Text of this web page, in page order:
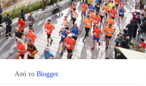
Από το Blogger.